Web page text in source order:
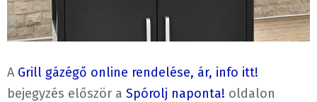
A Grill gázégő online rendelése, ár, info itt!
bejegyzés először a Spórolj naponta! oldalon